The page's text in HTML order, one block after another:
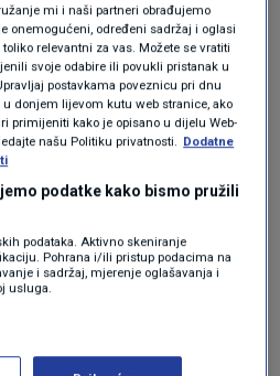
strani od njega vodi
pa su česta
novi most preko Save
no on još nije u funkciji
u BiH.
mi i naši partneri obrađujemo
onemogućeni, određeni sadržaj i oglasi
relevantni za vas. Možete se vratiti
svoje odabire ili povukli pristanak u
postavkama poveznicu pri dnu
donjem lijevom kutu web stranice, ako
primijeniti kako je opisano u dijelu Web-
našu Politiku privatnosti. Dodatne
podatke kako bismo pružili
podataka. Aktivno skeniranje
Pohrana i/ili pristup podacima na
i sadržaj, mjerenje oglašavanja i
usluga.